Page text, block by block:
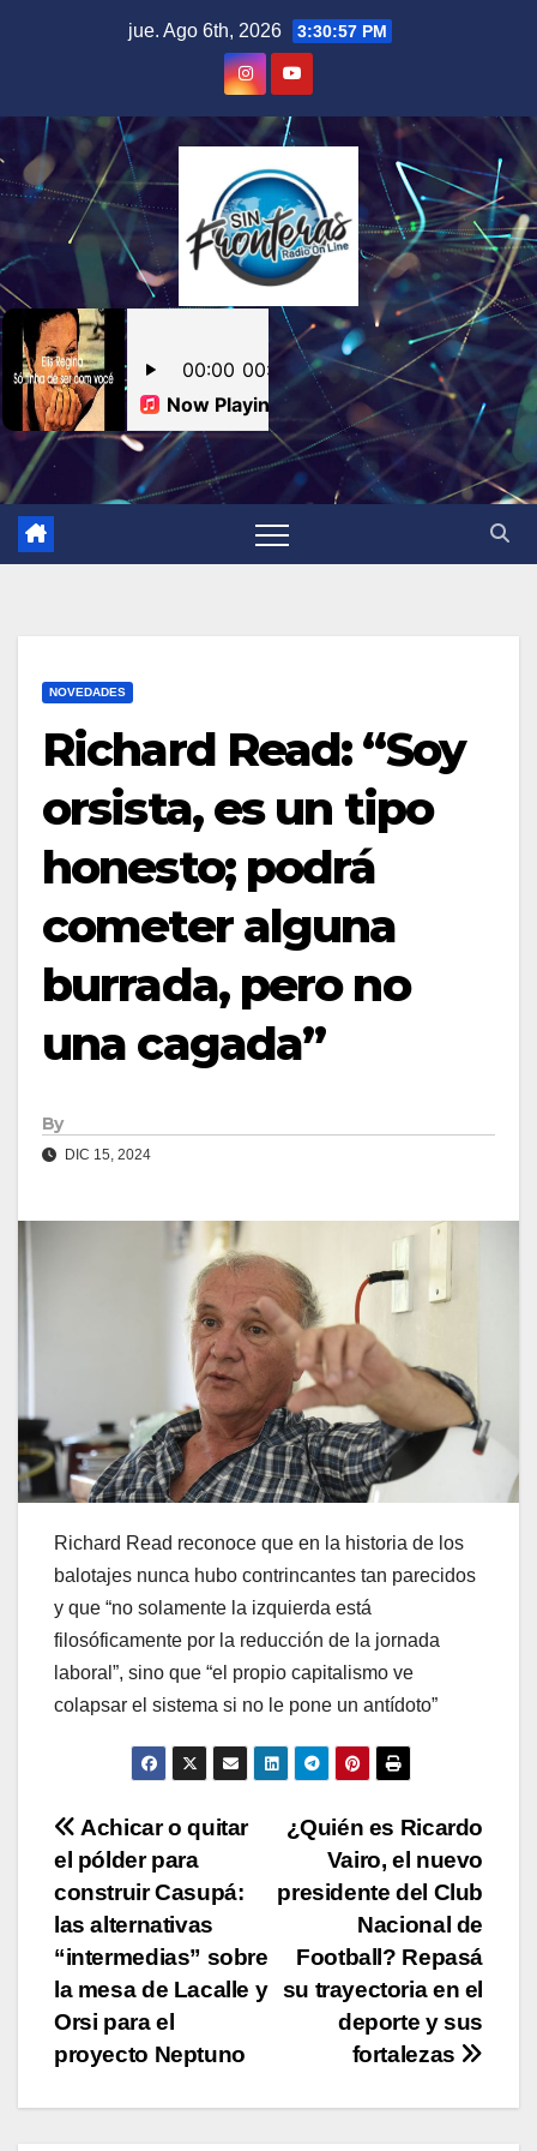
jue. Ago 6th, 2026 3:30:58 PM
NOVEDADES
Richard Read: “Soy
orsista, es un tipo
honesto; podrá
cometer alguna
burrada, pero no
una cagada”
By
DIC 15, 2024
Richard Read reconoce que en la historia de los
balotajes nunca hubo contrincantes tan parecidos
y que “no solamente la izquierda está
filosóficamente por la reducción de la jornada
laboral”, sino que “el propio capitalismo ve
colapsar el sistema si no le pone un antídoto”
Navegación
de
entradas
¿Quién es Ricardo
Vairo, el nuevo
presidente del Club
Nacional de
Football? Repasá
su trayectoria en el
deporte y sus
fortalezas
Achicar o quitar
el pólder para
construir Casupá:
las alternativas
“intermedias” sobre
la mesa de Lacalle y
Orsi para el
proyecto Neptuno